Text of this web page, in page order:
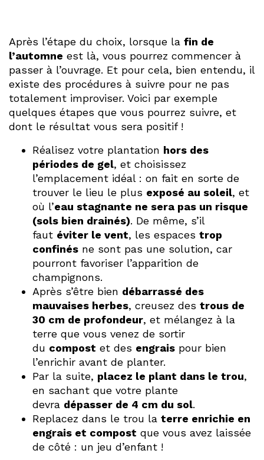
Après l’étape du choix, lorsque la fin de
l’automne est là, vous pourrez commencer à
passer à l’ouvrage. Et pour cela, bien entendu, il
existe des procédures à suivre pour ne pas
totalement improviser. Voici par exemple
quelques étapes que vous pourrez suivre, et
dont le résultat vous sera positif !
Réalisez votre plantation hors des
périodes de gel, et choisissez
l’emplacement idéal : on fait en sorte de
trouver le lieu le plus exposé au soleil, et
où l’eau stagnante ne sera pas un risque
(sols bien drainés). De même, s’il
faut éviter le vent, les espaces trop
confinés ne sont pas une solution, car
pourront favoriser l’apparition de
champignons.
Après s’être bien débarrassé des
mauvaises herbes, creusez des trous de
30 cm de profondeur, et mélangez à la
terre que vous venez de sortir
du compost et des engrais pour bien
l’enrichir avant de planter.
Par la suite, placez le plant dans le trou,
en sachant que votre plante
devra dépasser de 4 cm du sol.
Replacez dans le trou la terre enrichie en
engrais et compost que vous avez laissée
de côté : un jeu d’enfant !